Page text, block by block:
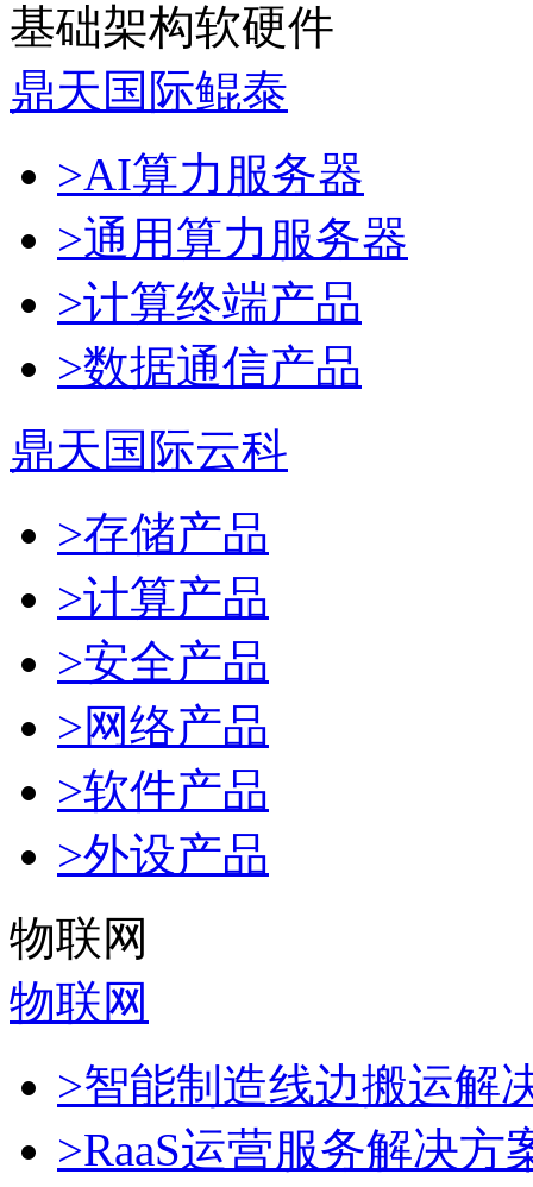
基础架构软硬件
鼎天国际鲲泰
>AI算力服务器
>通用算力服务器
>计算终端产品
>数据通信产品
鼎天国际云科
>存储产品
>计算产品
>安全产品
>网络产品
>软件产品
>外设产品
物联网
物联网
>智能制造线边搬运解
>RaaS运营服务解决方